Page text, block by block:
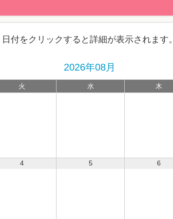
日付をクリックすると詳細が表示されます。
2026年08月
火 水 木
4 5 6